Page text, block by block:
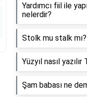
Yardımcı fiil ile
nelerdir?
Stolk mu stalk mı?
Yüzyıl nasıl yazılır
Şam babası ne